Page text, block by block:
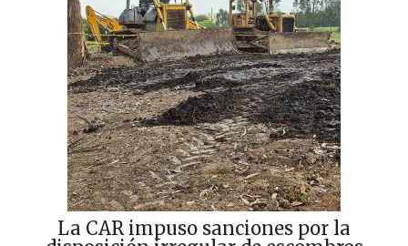
La CAR impuso sanciones por la